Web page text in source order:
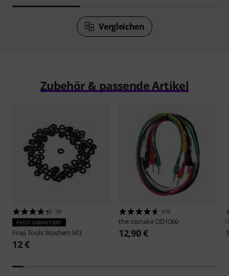
Vergleichen
Zubehör & passende Artikel
39
PASST GARANTIERT
Frap ToolsWashers M3
12 €
474
the sssnake DD1060
12,90 €